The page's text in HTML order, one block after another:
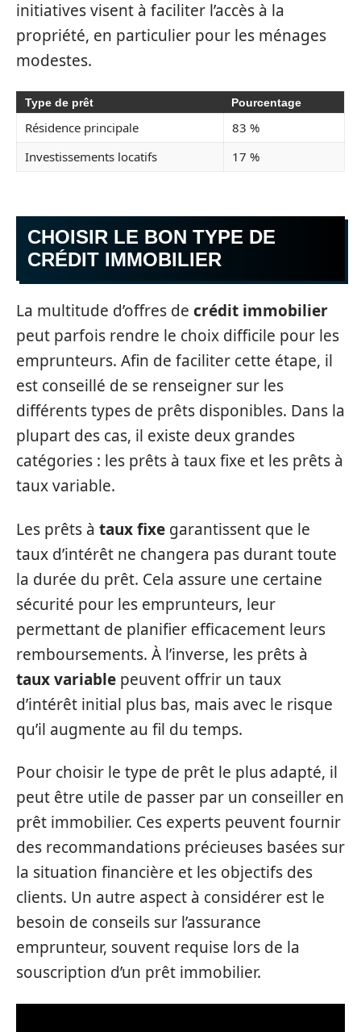
initiatives visent à faciliter l’accès à la
propriété, en particulier pour les ménages
modestes.
Type de prêt Pourcentage
Résidence principale
83 %
Investissements locatifs
17 %
CHOISIR LE BON TYPE DE
CRÉDIT IMMOBILIER
La multitude d’offres de crédit immobilier
peut parfois rendre le choix difficile pour les
emprunteurs. Afin de faciliter cette étape, il
est conseillé de se renseigner sur les
différents types de prêts disponibles. Dans la
plupart des cas, il existe deux grandes
catégories : les prêts à taux fixe et les prêts à
taux variable.
Les prêts à taux fixe garantissent que le
taux d’intérêt ne changera pas durant toute
la durée du prêt. Cela assure une certaine
sécurité pour les emprunteurs, leur
permettant de planifier efficacement leurs
remboursements. À l’inverse, les prêts à
taux variable peuvent offrir un taux
d’intérêt initial plus bas, mais avec le risque
qu’il augmente au fil du temps.
Pour choisir le type de prêt le plus adapté, il
peut être utile de passer par un conseiller en
prêt immobilier. Ces experts peuvent fournir
des recommandations précieuses basées sur
la situation financière et les objectifs des
clients. Un autre aspect à considérer est le
besoin de conseils sur l’assurance
emprunteur, souvent requise lors de la
souscription d’un prêt immobilier.